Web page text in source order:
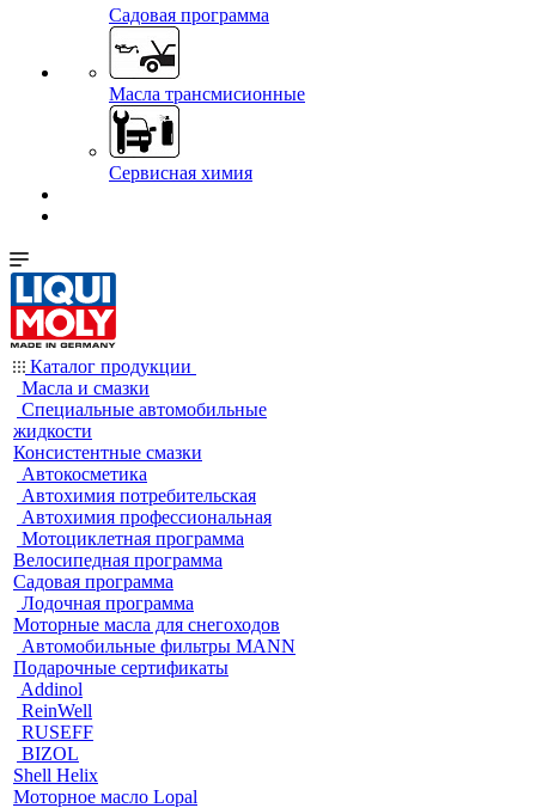
Садовая программа
Масла трансмисионные
Сервисная химия
Каталог продукции
Масла и смазки
Специальные автомобильные
жидкости
Консистентные смазки
Автокосметика
Автохимия потребительская
Автохимия профессиональная
Мотоциклетная программа
Велосипедная программа
Садовая программа
Лодочная программа
Моторные масла для снегоходов
Автомобильные фильтры MANN
Подарочные сертификаты
Addinol
ReinWell
RUSEFF
BIZOL
Shell Helix
Моторное масло Lopal